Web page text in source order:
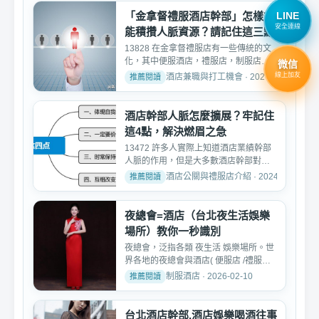
「金拿督禮服酒店幹部」怎樣才
能積攢人脈資源？請記住這三點
13828 在金拿督禮服店有一些傳統的文
化，其中便服酒店，禮服店，制服店、
人脈就是相當重要的，在...
酒店兼職與打工機會 · 2026-02-07
酒店幹部人脈怎麼擴展？牢記住
這4點，解決燃眉之急
13472 許多人實際上知道酒店業績幹部
人脈的作用，但是大多數酒店幹部對人
脈的理解仍然停留在了解...
酒店公關與禮服店介紹 · 2024-08-27
夜總會=酒店（台北夜生活娛樂
場所）教你一秒識別
夜總會，泛指各類 夜生活 娛樂場所。世
界各地的夜總會與酒店( 便服店 /禮服店/
制服店 /鋼琴酒吧...制服酒店 · 2026-02-10
台北酒店幹部,酒店娛樂喝酒往事
LINE
安全連線
微信
線上加友